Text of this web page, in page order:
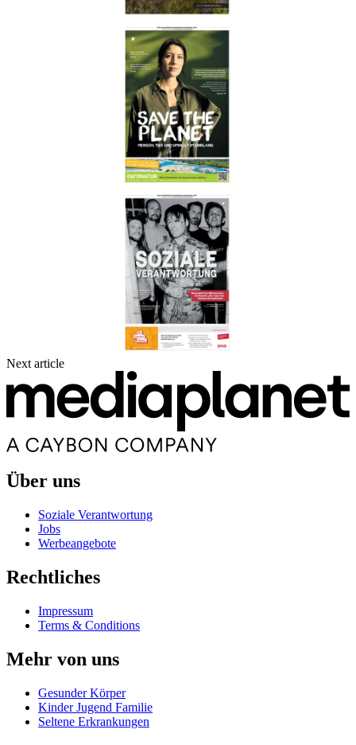
Next article
Über uns
Soziale Verantwortung
Jobs
Werbeangebote
Rechtliches
Impressum
Terms & Conditions
Mehr von uns
Gesunder Körper
Kinder Jugend Familie
Seltene Erkrankungen